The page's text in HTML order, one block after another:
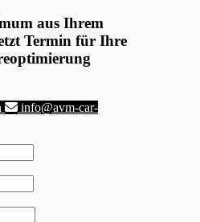
aus Ihrem
Termin für Ihre
info@avm-car-